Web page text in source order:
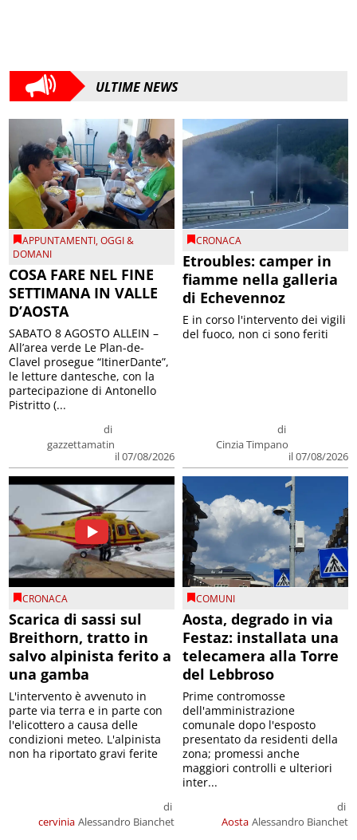
ULTIME NEWS
APPUNTAMENTI,OGGI &
DOMANI
COSA FARE NEL FINE
SETTIMANA IN VALLE
D’AOSTA
di
gazzettamatin
il 07/08/2026
SABATO 8 AGOSTO ALLEIN –
All’area verde Le Plan-de-
Clavel prosegue “ItinerDante”,
le letture dantesche, con la
partecipazione di Antonello
Pistritto (...
CRONACA
Etroubles: camper in
fiamme nella galleria
di Echevennoz
di
Cinzia Timpano
il 07/08/2026
E in corso l'intervento dei vigili
del fuoco, non ci sono feriti
CRONACA
Scarica di sassi sul
Breithorn, tratto in
salvo alpinista ferito a
una gamba
cervinia
di
Alessandro Bianchet
L'intervento è avvenuto in
parte via terra e in parte con
l'elicottero a causa delle
condizioni meteo. L'alpinista
non ha riportato gravi ferite
COMUNI
Aosta, degrado in via
Festaz: installata una
telecamera alla Torre
del Lebbroso
Aosta
di
Alessandro Bianchet
Prime contromosse
dell'amministrazione
comunale dopo l'esposto
presentato da residenti della
zona; promessi anche
maggiori controlli e ulteriori
inter...